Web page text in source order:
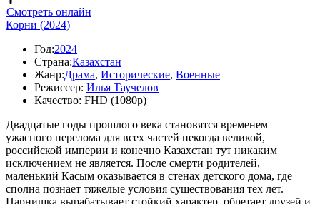
Смотреть онлайн
Корни (2024)
Год:2024
Страна:Казахстан
Жанр:Драма, Исторические, Военные
Режиссер: Илья Таучелов
Качество: FHD (1080p)
Двадцатые годы прошлого века становятся временем
ужасного перелома для всех частей некогда великой,
российской империи и конечно Казахстан тут никаким
исключением не является. После смерти родителей,
маленький Касым оказывается в стенах детского дома, где
сполна познает тяжелые условия существования тех лет.
Парнишка вырабатывает стойкий характер, обретает друзей и